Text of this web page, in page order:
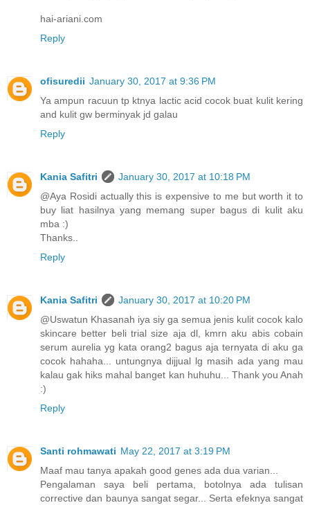
hai-ariani.com
Reply
ofisuredii January 30, 2017 at 9:36 PM
Ya ampun racuun tp ktnya lactic acid cocok buat kulit kering
and kulit gw berminyak jd galau
Reply
Kania Safitri
January 30, 2017 at 10:18 PM
@Aya Rosidi actually this is expensive to me but worth it to
buy liat hasilnya yang memang super bagus di kulit aku
mba :)
Thanks..
Reply
Kania Safitri
January 30, 2017 at 10:20 PM
@Uswatun Khasanah iya siy ga semua jenis kulit cocok kalo
skincare better beli trial size aja dl, kmrn aku abis cobain
serum aurelia yg kata orang2 bagus aja ternyata di aku ga
cocok hahaha... untungnya dijjual lg masih ada yang mau
kalau gak hiks mahal banget kan huhuhu... Thank you Anah
:)
Reply
Santi rohmawati May 22, 2017 at 3:19 PM
Maaf mau tanya apakah good genes ada dua varian...
Pengalaman saya beli pertama, botolnya ada tulisan
corrective dan baunya sangat segar... Serta efeknya sangat